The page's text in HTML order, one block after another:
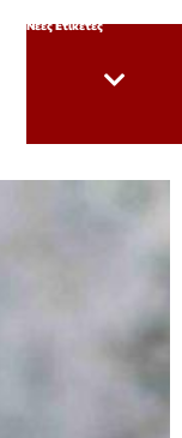
Νέες Ετικέτες